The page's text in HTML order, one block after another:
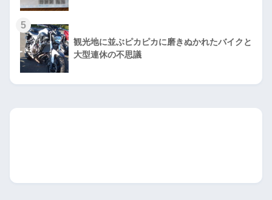
5
観光地に並ぶピカピカに磨きぬかれたバイクと
大型連休の不思議